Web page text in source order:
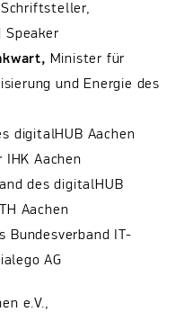
Speaker
Minister für
und Energie des
digitalHUB Aachen
IHK Aachen
des digitalHUB
Aachen
Bundesverband IT-
AG
e.V.,